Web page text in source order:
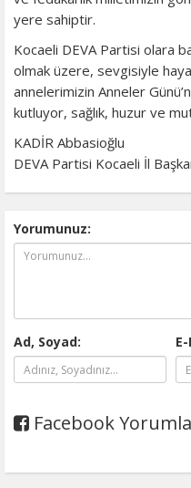
yere sahiptir.
Kocaeli DEVA Partisi olara
olmak üzere, sevgisiyle
annelerimizin Anneler
kutluyor, sağlık, huzur ve
KADİR Abbasioğlu
DEVA Partisi Kocaeli İl
Yorumunuz:
Ad, Soyad:
Facebook